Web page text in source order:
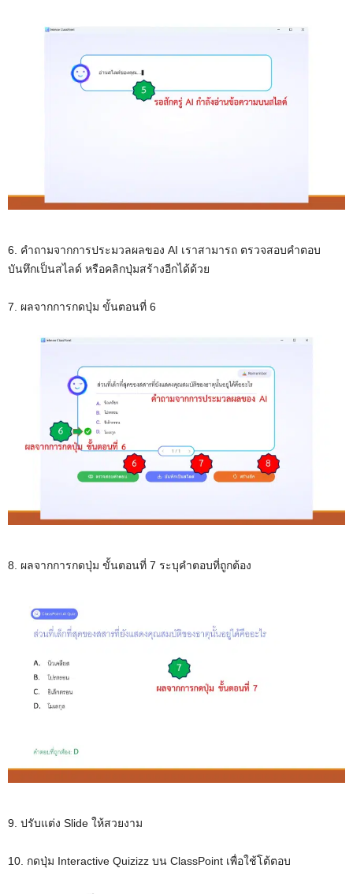
6. คำถามจากการประมวลผลของ AI เราสามารถ ตรวจสอบคำตอบ
บันทึกเป็นสไลด์ หรือคลิกปุ่มสร้างอีกได้ด้วย
7. ผลจากการกดปุ่ม ขั้นตอนที่ 6
8. ผลจากการกดปุ่ม ขั้นตอนที่ 7 ระบุคำตอบที่ถูกต้อง
9. ปรับแต่ง Slide ให้สวยงาม
10. กดปุ่ม Interactive Quizizz บน ClassPoint เพื่อใช้โต้ตอบ